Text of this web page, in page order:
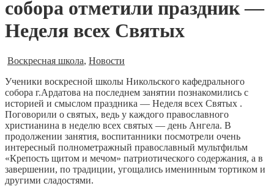
собора отметили праздник —
Неделя всех Святых
Воскресная школа, Новости
Ученики воскресной школы Никольского кафедрального
собора г.Ардатова на последнем занятии познакомились с
историей и смыслом праздника — Неделя всех Святых .
Поговорили о святых, ведь у каждого православного
христианина в неделю всех святых — день Ангела. В
продолжении занятия, воспитанники посмотрели очень
интересный полнометражный православный мультфильм
«Крепость щитом и мечом» патриотического содержания, а в
завершении, по традиции, угощались именинным тортиком и
другими сладостями.